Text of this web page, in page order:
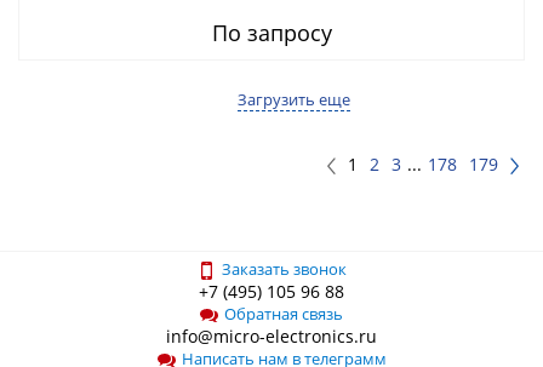
По запросу
Загрузить еще
1 2 3 ... 178 179
Заказать звонок
+7 (495) 105 96 88
Обратная связь
info@micro-electronics.ru
Написать нам в телеграмм